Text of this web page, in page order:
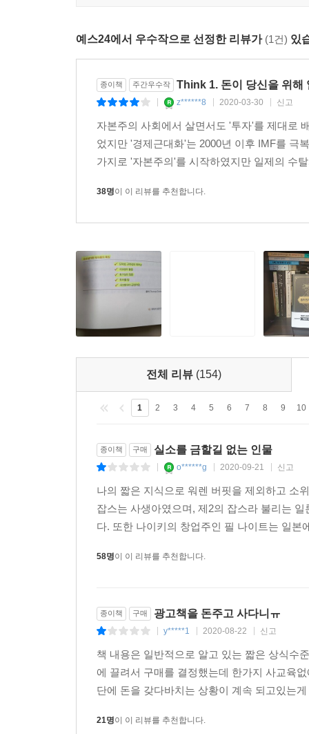
한국 사회에 만연한 그릇된 소비행태는 한국 사
되기는 불가능하다고 생각하고 포기하기 때문이
투자로 바꾸는 라이프스타일로 전환하기만 해
일하도록 시스템을 만들어 놓으면 시간이 당신
사람들을 위해 저자는 하루 만원으로 시작하는 경
예스24에서 우수작으로 선정한 리뷰가 (1건) 있
종이책 주간우수작 Think 1. 돈이 당신을 위해
z******8 2020-03-30 신고
자본주의 사회에서 살면서도 '투자'를 제대로
었지만 '경제근대화'는 2000년 이후 IMF를 극
가지로 '자본주의'를 시작하였지만 일제의 수
38명이 이 리뷰를 추천합니다.
전체 리뷰 (154)
1 2 3 4 5 6 7 8 9 10
종이책 구매 실소를 금할길 없는 인물
o******g 2020-09-21 신고
나의 짧은 지식으로 워렌 버핏을 제외하고 소
잡스는 사생아였으며, 제2의 잡스라 불리는
다. 또한 나이키의 창업주인 필 나이트는 일
58명이 이 리뷰를 추천합니다.
종이책 구매 광고책을 돈주고 사다니ㅠ
y*****1 2020-08-22 신고
책 내용은 일반적으로 알고 있는 짧은 상식수
에 끌려서 구매를 결정했는데 한가지 사교육
단에 돈을 갖다바치는 상황이 계속 되고있는
21명이 이 리뷰를 추천합니다.